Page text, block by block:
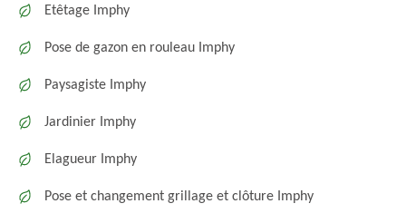
Etêtage Imphy
Pose de gazon en rouleau Imphy
Paysagiste Imphy
Jardinier Imphy
Elagueur Imphy
Pose et changement grillage et clôture Imphy